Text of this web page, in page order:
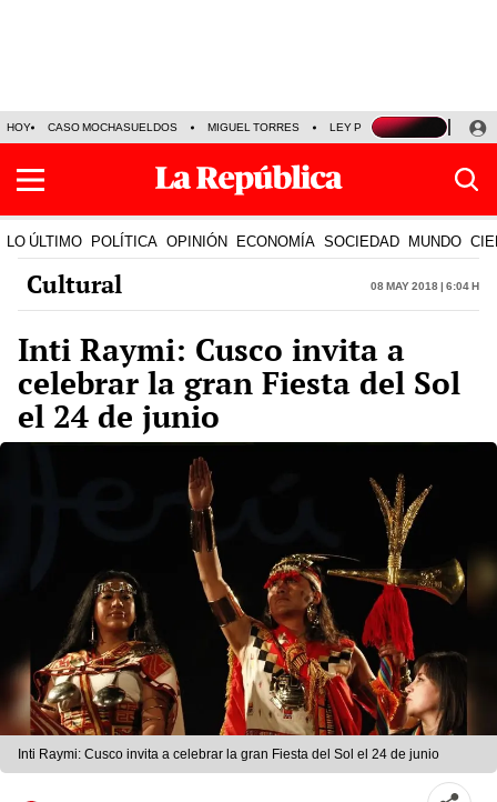
HOY CASO MOCHASUELDOS MIGUEL TORRES LEY PULPÍN PRECIO DEL
LO ÚLTIMO POLÍTICA OPINIÓN ECONOMÍA SOCIEDAD MUNDO
Cultural 08 May 2018 | 6:04 h
Inti Raymi: Cusco invita a
celebrar la gran Fiesta del Sol
el 24 de junio
Inti Raymi: Cusco invita a celebrar la gran Fiesta del Sol el 24 de junio